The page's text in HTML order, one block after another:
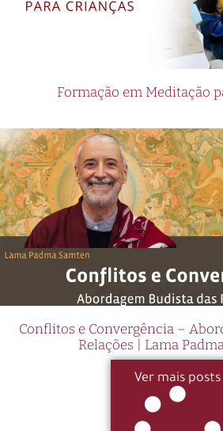
Formação em Meditação
Conflitos e Convergência –
Relações | Lama
Ver mais posts